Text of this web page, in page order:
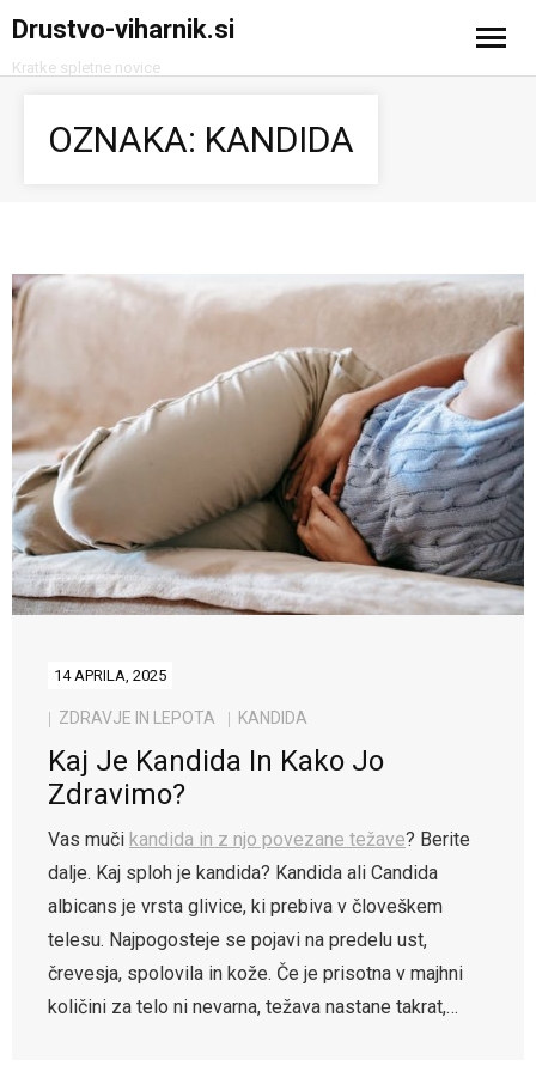
Drustvo-viharnik.si
Kratke spletne novice
Turizem
OZNAKA: KANDIDA
14 APRILA, 2025
ZDRAVJE IN LEPOTA KANDIDA
Kaj Je Kandida In Kako Jo
Zdravimo?
Vas muči kandida in z njo povezane težave? Berite
dalje. Kaj sploh je kandida? Kandida ali Candida
albicans je vrsta glivice, ki prebiva v človeškem
telesu. Najpogosteje se pojavi na predelu ust,
črevesja, spolovila in kože. Če je prisotna v majhni
količini za telo ni nevarna, težava nastane takrat,…